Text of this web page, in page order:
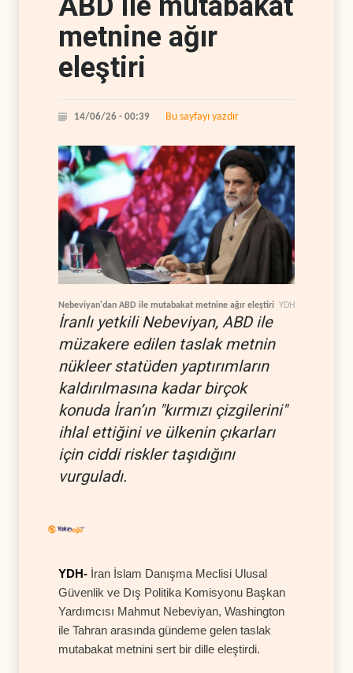
metnine ağır
eleştiri
14/06/26 - 00:39 Bu sayfayı yazdır
Nebeviyan'dan ABD ile mutabakat metnine ağır eleştiri YDH
İranlı yetkili Nebeviyan, ABD ile
müzakere edilen taslak metnin
nükleer statüden yaptırımların
kaldırılmasına kadar birçok
konuda İran’ın "kırmızı çizgilerini"
ihlal ettiğini ve ülkenin çıkarları
için ciddi riskler taşıdığını
vurguladı.
YDH- İran İslam Danışma Meclisi Ulusal
Güvenlik ve Dış Politika Komisyonu Başkan
Yardımcısı Mahmut Nebeviyan, Washington
ile Tahran arasında gündeme gelen taslak
mutabakat metnini sert bir dille eleştirdi.